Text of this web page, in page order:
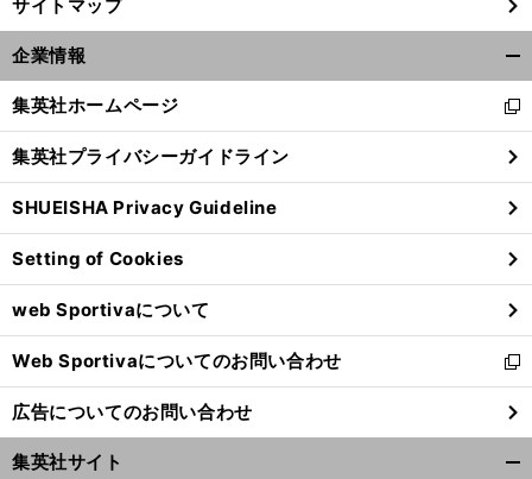
サイトマップ
企業情報
閉
る
集英社ホームページ
新
し
い
ウ
ィ
ン
ド
ウ
で
開
く
集英社プライバシーガイドライン
SHUEISHA Privacy Guideline
Setting of Cookies
web Sportivaについて
Web Sportivaについてのお問い合わせ
新
し
い
ウ
ィ
広告についてのお問い合わせ
集英社サイト